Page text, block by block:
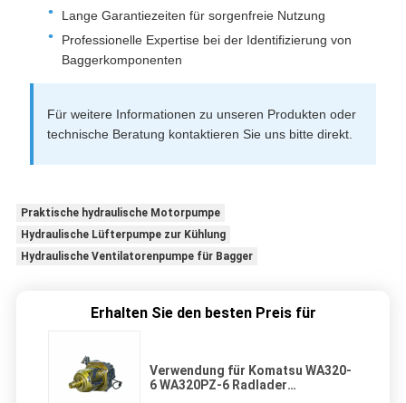
Lange Garantiezeiten für sorgenfreie Nutzung
Professionelle Expertise bei der Identifizierung von
Baggerkomponenten
Für weitere Informationen zu unseren Produkten oder
technische Beratung kontaktieren Sie uns bitte direkt.
Praktische hydraulische Motorpumpe
Hydraulische Lüfterpumpe zur Kühlung
Hydraulische Ventilatorenpumpe für Bagger
Erhalten Sie den besten Preis für
Verwendung für Komatsu WA320-
6 WA320PZ-6 Radlader